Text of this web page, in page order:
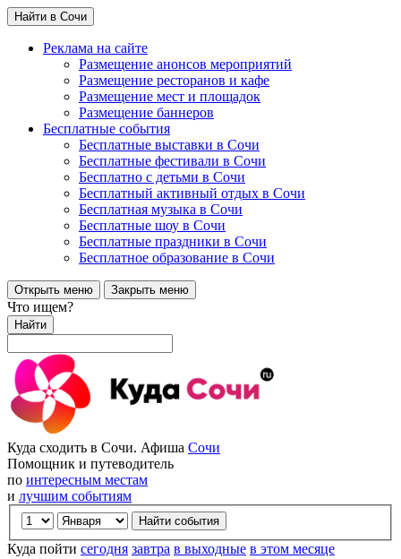
Найти в Сочи
Реклама на сайте
Размещение анонсов мероприятий
Размещение ресторанов и кафе
Размещение мест и площадок
Размещение баннеров
Бесплатные события
Бесплатные выставки в Сочи
Бесплатные фестивали в Сочи
Бесплатно с детьми в Сочи
Бесплатный активный отдых в Сочи
Бесплатная музыка в Сочи
Бесплатные шоу в Сочи
Бесплатные праздники в Сочи
Бесплатное образование в Сочи
Открыть меню Закрыть меню
Что ищем?
Найти
Куда сходить в Сочи. Афиша Сочи
Помощник и путеводитель
по интересным местам
и лучшим событиям
Куда пойти сегодня завтра в выходные в этом месяце